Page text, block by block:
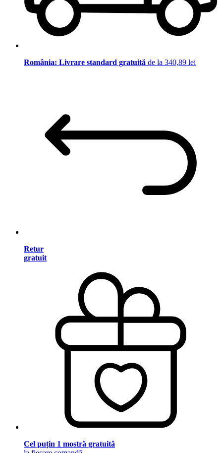
România: Livrare standard gratuită de la 340,89 lei
Retur
gratuit
Cel puțin 1 mostră gratuită